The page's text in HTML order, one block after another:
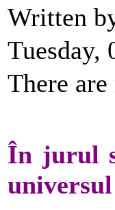
Written
Tuesday,
There
În jurul